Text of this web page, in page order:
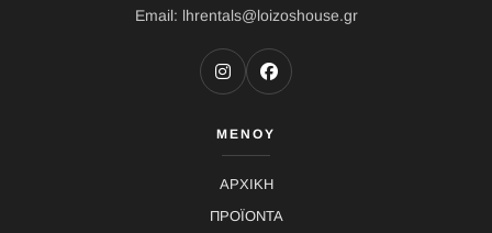
Email: lhrentals@loizoshouse.gr
ΜΕΝΟΥ
ΑΡΧΙΚΗ
ΠΡΟΪΟΝΤΑ